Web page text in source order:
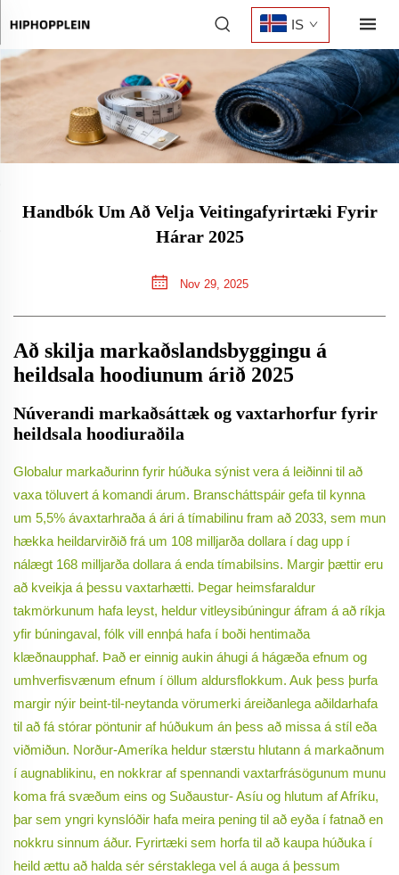
IS
Handbók Um Að Velja Veitingafyrirtæki Fyrir
Hárar 2025
Nov 29, 2025
Að skilja markaðslandsbyggingu á
heildsala hoodiunum árið 2025
Núverandi markaðsáttæk og vaxtarhorfur fyrir
heildsala hoodiuraðila
Globalur markaðurinn fyrir húðuka sýnist vera á leiðinni til að
vaxa töluvert á komandi árum. Branscháttspáir gefa til kynna
um 5,5% ávaxtarhraða á ári á tímabilinu fram að 2033, sem mun
hækka heildarvirðið frá um 108 milljarða dollara í dag upp í
nálægt 168 milljarða dollara á enda tímabilsins. Margir þættir eru
að kveikja á þessu vaxtarhætti. Þegar heimsfaraldur
takmörkunum hafa leyst, heldur vitleysibúningur áfram á að ríkja
yfir búningaval, fólk vill ennþá hafa í boði hentimaða
klæðnaupphaf. Það er einnig aukin áhugi á hágæða efnum og
umhverfisvænum efnum í öllum aldursflokkum. Auk þess þurfa
margir nýir beint-til-neytanda vörumerki áreiðanlega aðildarhafa
til að fá stórar pöntunir af húðukum án þess að missa á stíl eða
viðmiðun. Norður-Ameríka heldur stærstu hlutann á markaðnum
í augnablikinu, en nokkrar af spennandi vaxtarfrásögunum munu
koma frá svæðum eins og Suðaustur- Asíu og hlutum af Afríku,
þar sem yngri kynslóðir hafa meira pening til að eyða í fatnað en
nokkru sinnum áður. Fyrirtæki sem horfa til að kaupa húðuka í
heild ættu að halda sér sérstaklega vel á auga á þessum